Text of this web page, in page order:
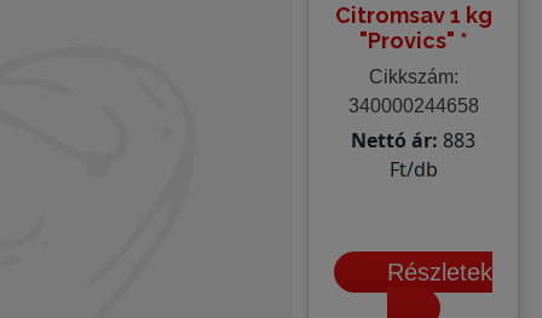
Citromsav 1 kg
"Provics" *
Cikkszám:
340000244658
Nettó ár: 883
Ft/db
Részletek